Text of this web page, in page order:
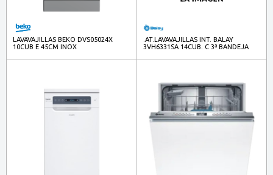
LAVAVAJILLAS BEKO DVS05024X
10CUB E 45CM INOX
.AT.LAVAVAJILLAS INT. BALAY
3VH6331SA 14CUB. C 3ª BANDEJA